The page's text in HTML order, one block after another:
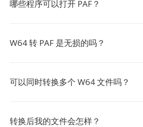
哪些程序可以打开 PAF？
W64 转 PAF 是无损的吗？
可以同时转换多个 W64 文件吗？
转换后我的文件会怎样？